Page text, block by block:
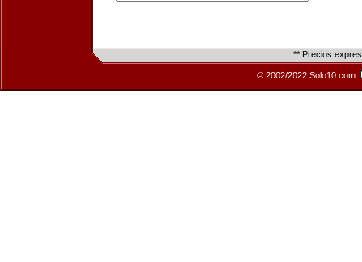
** Precios
© 2002/2022 Solo10.com